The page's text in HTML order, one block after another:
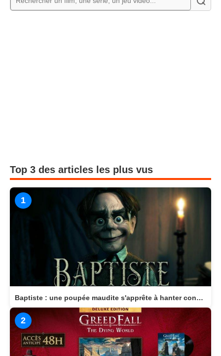
Top 3 des articles les plus vus
1
Baptiste : une poupée maudite s'apprête à hanter consoles et PC en 2026
2